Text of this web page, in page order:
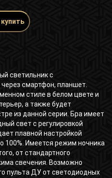
купить
светильник с
смартфон, планшет.
стиле в белом цвете и
а также будет
из данной серии. Бра имеет
свет с регулировкой
плавной настройкой
100%. Имеется режим ночника
от стандартного
свечения. Возможно
пульта ДУ от светодиодных